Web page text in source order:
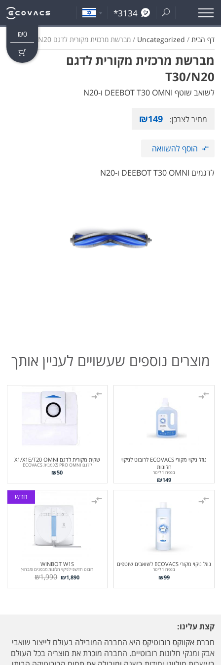
*3134
₪0
מברשת מרכזית מקורית לדגם
T30/N20
דף הבית /
Uncategorized / מברשת מרכזית מקורית לדגם T30/N20
לשואב שוטף DEEBOT T30 OMNI ו-N20
מחיר לצרכן: ₪149
הוסף להשוואה
לדגמים DEEBOT T30 OMNI ו-N20
מוצרים נוספים שעשויים לעניין אותך
נוזל ניקוי מקורי ECOVACS לרובוט לניקוי
חלונות
בנפח 1 ליטר
₪149
שקית מקורית לדגם X1/X1E/T20 OMNI
לדגם X5 PRO OMNI מבית ECOVACS
₪50
נוזל ניקוי מקורי ECOVACS לשואבים שוטפים
בנפח 1 ליטר
₪99
חדש
WINBOT W1S
רובוט חדשני לניקוי חלונות מבפנים ומבחוץ
₪1,890
₪1,990
קצת עלינו:
חברת אקווקס רובוטיקס היא החברה המובילה בעולם לייצור שואבי
אבק ומנקי חלונות רובוטיים. החברה מוכרת את מוצריה בכל העולם